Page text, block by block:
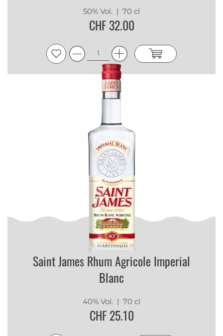
50% Vol. | 70 cl
CHF 32.00
Saint James Rhum Agricole Imperial
Blanc
40% Vol. | 70 cl
CHF 25.10